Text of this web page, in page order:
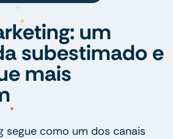
um
subestimado e
mais
segue como um dos canais